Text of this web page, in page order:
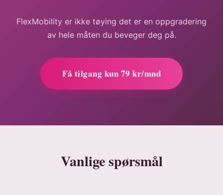
FlexMobility er ikke tøying det er en oppgradering
av hele måten du beveger deg på.
Få tilgang kun 79 kr/mnd
Vanlige spørsmål